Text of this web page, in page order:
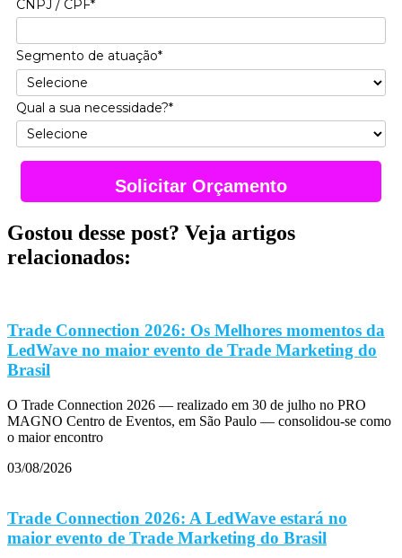
CNPJ / CPF*
Segmento de atuação*
Qual a sua necessidade?*
Solicitar Orçamento
Gostou desse post? Veja artigos
relacionados:
Trade Connection 2026: Os Melhores momentos da
LedWave no maior evento de Trade Marketing do
Brasil
O Trade Connection 2026 — realizado em 30 de julho no PRO
MAGNO Centro de Eventos, em São Paulo — consolidou-se como
o maior encontro
03/08/2026
Trade Connection 2026: A LedWave estará no
maior evento de Trade Marketing do Brasil